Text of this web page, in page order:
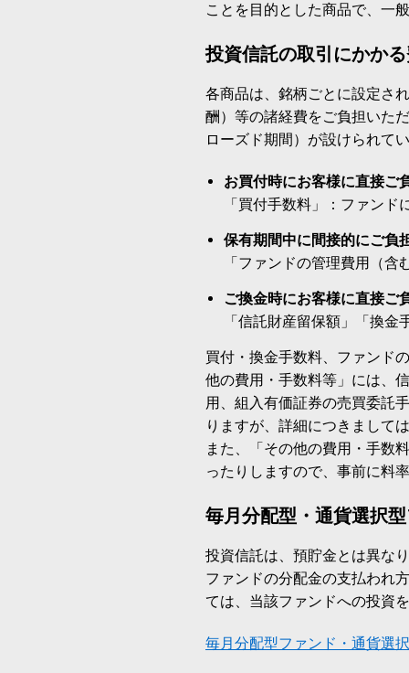
ことを目的とした商品で、一
投資信託の取引にかか
各商品は、銘柄ごとに設定さ
酬）等の諸経費をご負担いた
ローズド期間）が設けられて
お買付時にお客様に直接ご
「買付手数料」：ファンド
保有期間中に間接的にご負
「ファンドの管理費用（
ご換金時にお客様に直接ご
「信託財産留保額」「換
買付・換金手数料、ファンド
他の費用・手数料等」には、
用、組入有価証券の売買委託
りますが、詳細につきまして
また、「その他の費用・手数
ったりしますので、事前に料
毎月分配型・通貨選択
投資信託は、預貯金とは異な
ファンドの分配金の支払われ
ては、当該ファンドへの投資
毎月分配型ファンド・通貨選